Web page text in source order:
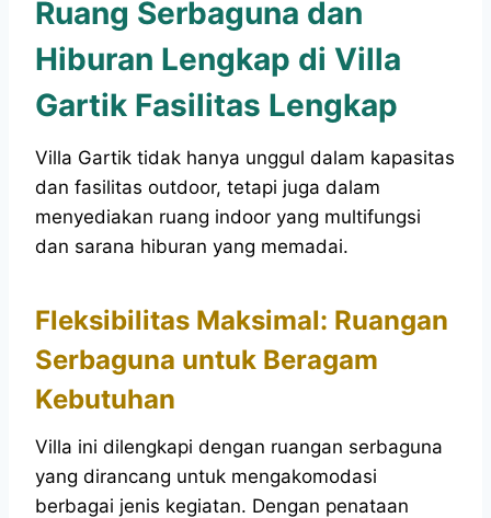
Ruang Serbaguna dan
Hiburan Lengkap di Villa
Gartik Fasilitas Lengkap
Villa Gartik tidak hanya unggul dalam kapasitas
dan fasilitas outdoor, tetapi juga dalam
menyediakan ruang indoor yang multifungsi
dan sarana hiburan yang memadai.
Fleksibilitas Maksimal: Ruangan
Serbaguna untuk Beragam
Kebutuhan
Villa ini dilengkapi dengan ruangan serbaguna
yang dirancang untuk mengakomodasi
berbagai jenis kegiatan. Dengan penataan